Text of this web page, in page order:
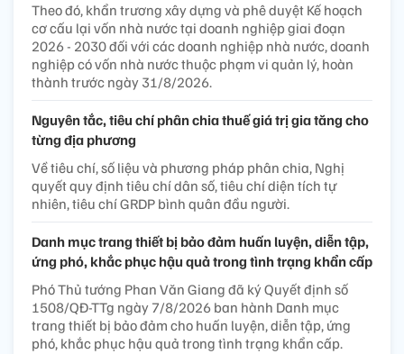
Theo đó, khẩn trương xây dựng và phê duyệt Kế hoạch
cơ cấu lại vốn nhà nước tại doanh nghiệp giai đoạn
2026 - 2030 đối với các doanh nghiệp nhà nước, doanh
nghiệp có vốn nhà nước thuộc phạm vi quản lý, hoàn
thành trước ngày 31/8/2026.
Nguyên tắc, tiêu chí phân chia thuế giá trị gia tăng cho
từng địa phương
Về tiêu chí, số liệu và phương pháp phân chia, Nghị
quyết quy định tiêu chí dân số, tiêu chí diện tích tự
nhiên, tiêu chí GRDP bình quân đầu người.
Danh mục trang thiết bị bảo đảm huấn luyện, diễn tập,
ứng phó, khắc phục hậu quả trong tình trạng khẩn cấp
Phó Thủ tướng Phan Văn Giang đã ký Quyết định số
1508/QĐ-TTg ngày 7/8/2026 ban hành Danh mục
trang thiết bị bảo đảm cho huấn luyện, diễn tập, ứng
phó, khắc phục hậu quả trong tình trạng khẩn cấp.